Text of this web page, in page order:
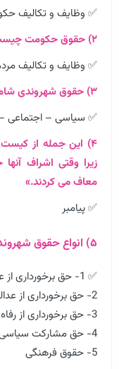
✅ وظایف و تکالیف
۲) حقوق حکومت چیست؟
✅ وظایف و تکالیف
۳) حقوق شهروندی شامل چه طیف هایی است؟
✅ سیاسی – اجتماعی
۴) این جمله از
زیرا وقتی اشراف
معاف می کردند.»
✅ پیامبر
۵) انواع حقوق شهروندی را نام ببرید.
✅ 1- حق برخورداری از عدالت قانونی
2- حق برخورداری از عدالت قضایی
3- حق برخورداری از رفاه و تامین اجتماعی
4- حق مشارکت سیاسی
5- حقوق فرهنگی